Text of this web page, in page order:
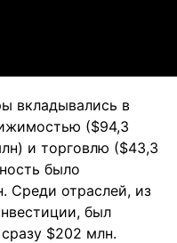
вкладывались в
($94,3
и торговлю ($43,3
было
Среди отраслей, из
был
$202 млн.